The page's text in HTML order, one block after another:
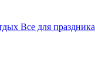
Все для праздника